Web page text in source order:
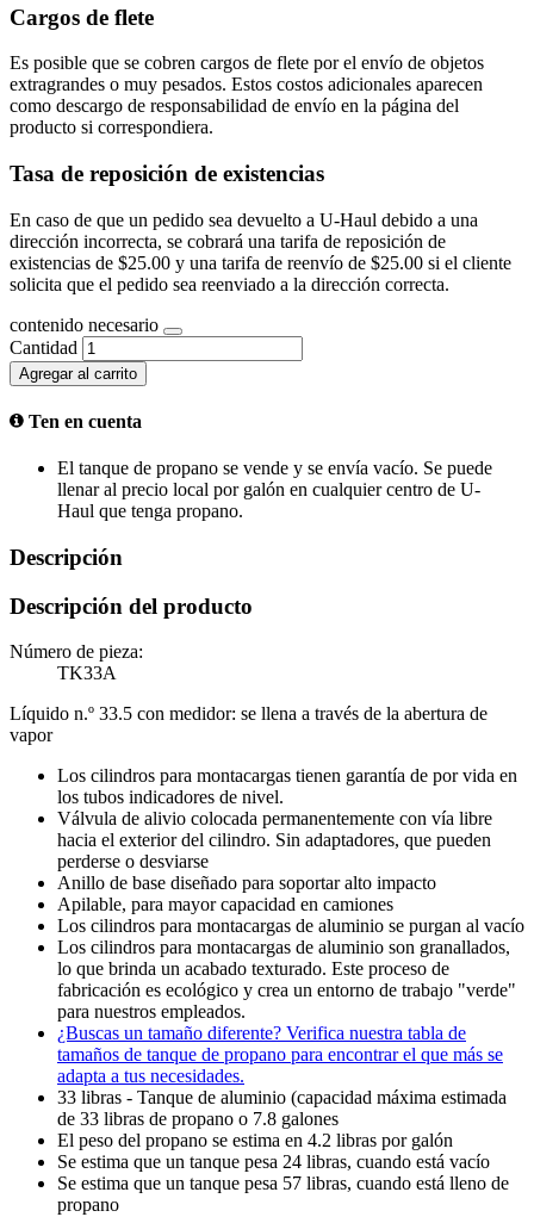
Cargos de flete
Es posible que se cobren cargos de flete por el envío de objetos
extragrandes o muy pesados. Estos costos adicionales aparecen
como descargo de responsabilidad de envío en la página del
producto si correspondiera.
Tasa de reposición de existencias
En caso de que un pedido sea devuelto a U-Haul debido a una
dirección incorrecta, se cobrará una tarifa de reposición de
existencias de $25.00 y una tarifa de reenvío de $25.00 si el cliente
solicita que el pedido sea reenviado a la dirección correcta.
contenido necesario
Cantidad
Agregar al carrito
Ten en cuenta
El tanque de propano se vende y se envía vacío. Se puede
llenar al precio local por galón en cualquier centro de U-
Haul que tenga propano.
Descripción
Descripción del producto
Número de pieza:
TK33A
Líquido n.º 33.5 con medidor: se llena a través de la abertura de
vapor
Los cilindros para montacargas tienen garantía de por vida en
los tubos indicadores de nivel.
Válvula de alivio colocada permanentemente con vía libre
hacia el exterior del cilindro. Sin adaptadores, que pueden
perderse o desviarse
Anillo de base diseñado para soportar alto impacto
Apilable, para mayor capacidad en camiones
Los cilindros para montacargas de aluminio se purgan al vacío
Los cilindros para montacargas de aluminio son granallados,
lo que brinda un acabado texturado. Este proceso de
fabricación es ecológico y crea un entorno de trabajo "verde"
para nuestros empleados.
¿Buscas un tamaño diferente? Verifica nuestra tabla de
tamaños de tanque de propano para encontrar el que más se
adapta a tus necesidades.
33 libras - Tanque de aluminio (capacidad máxima estimada
de 33 libras de propano o 7.8 galones
El peso del propano se estima en 4.2 libras por galón
Se estima que un tanque pesa 24 libras, cuando está vacío
Se estima que un tanque pesa 57 libras, cuando está lleno de
propano